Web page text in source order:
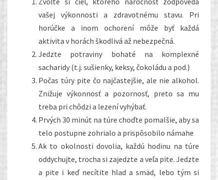
vašej výkonnosti a zdravotnému stavu. Pri
horúčke a inom ochorení môže byť každá
aktivita v horách škodlivá až nebezpečná.
Jedzte potraviny bohaté na komplexné
sacharidy (t.j. sušienky, keksy, čokoládu a pod.)
Počas túry pite čo najčastejšie, ale nie alkohol.
Znižuje výkonnosť a pozornosť, preto sa mu
treba pri chôdzi a lezení vyhýbať.
Prvých 30 minút na túre choďte pomalšie, aby sa
telo postupne zohrialo a prispôsobilo námahe
Ak to okolnosti dovolia, každú hodinu na túre
oddychujte, trocha si zajedzte a veľa pite. Jedzte
a pite i keď necítite hlad a smäd, lebo tým si